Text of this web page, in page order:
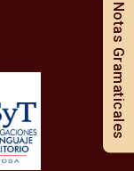
Notas Gramaticales